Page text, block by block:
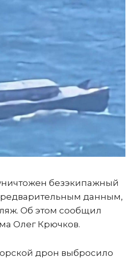
безэкипажный
данным,
Об этом сообщил
Олег Крючков.
дрон выбросило